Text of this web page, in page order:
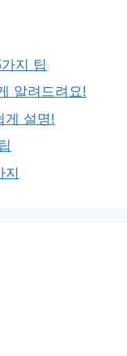
지 팁
알려드려요!
게 설명!
지